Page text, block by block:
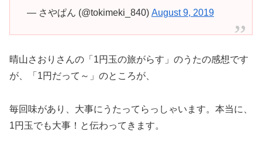
— さやぱん (@tokimeki_840) August 9, 2019
晴山さおりさんの「1円玉の旅がらす」のうたの感想です
が、「1円だって～」のところが、
毎回味があり、大事にうたってらっしゃいます。本当に、
1円玉でも大事！と伝わってきます。